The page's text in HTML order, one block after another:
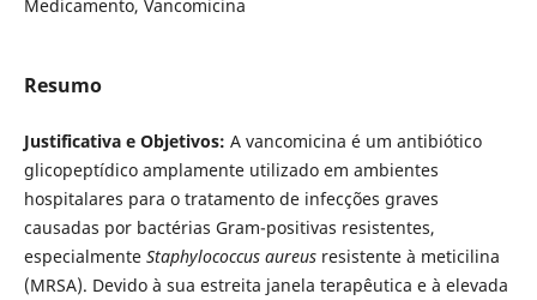
Medicamento, Vancomicina
Resumo
Justificativa e Objetivos: A vancomicina é um antibiótico
glicopeptídico amplamente utilizado em ambientes
hospitalares para o tratamento de infecções graves
causadas por bactérias Gram-positivas resistentes,
especialmente Staphylococcus aureusresistente à meticilina
(MRSA). Devido à sua estreita janela terapêutica e à elevada